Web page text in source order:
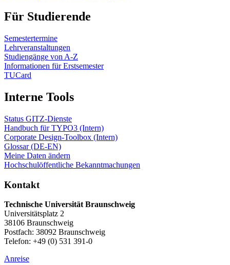
Für Studierende
Semestertermine
Lehrveranstaltungen
Studiengänge von A-Z
Informationen für Erstsemester
TUCard
Interne Tools
Status GITZ-Dienste
Handbuch für TYPO3 (Intern)
Corporate Design-Toolbox (Intern)
Glossar (DE-EN)
Meine Daten ändern
Hochschulöffentliche Bekanntmachungen
Kontakt
Technische Universität Braunschweig
Universitätsplatz 2
38106 Braunschweig
Postfach: 38092 Braunschweig
Telefon: +49 (0) 531 391-0
Anreise